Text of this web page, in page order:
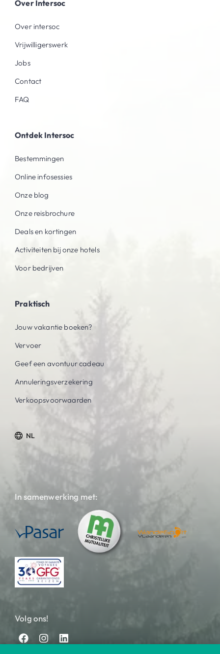
Over Intersoc
Over intersoc
Vrijwilligerswerk
Jobs
Contact
FAQ
Ontdek Intersoc
Bestemmingen
Online infosessies
Onze blog
Onze reisbrochure
Deals en kortingen
Activiteiten bij onze hotels
Voor bedrijven
Praktisch
Jouw vakantie boeken?
Vervoer
Geef een avontuur cadeau
Annuleringsverzekering
Verkoopsvoorwaarden
NL
In samenwerking met:
Volg ons!